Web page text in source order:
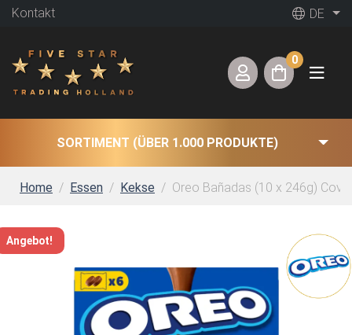
Kontakt DE
0
SORTIMENT (ÜBER 1.000 PRODUKTE)
Home Essen Kekse Oreo Bañadas (10 x 246g)
Angebot!